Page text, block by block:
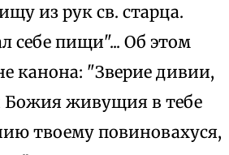
из рук св. старца.
себе пищи"... Об этом
канона: "Зверие дивии,
Божия живущия в тебе
твоему повиновахуся,